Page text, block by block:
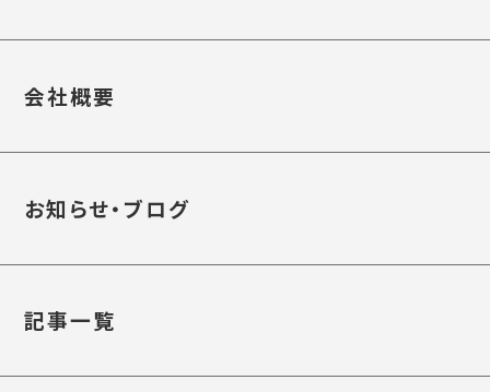
会社概要
お知らせ・ブログ
記事一覧